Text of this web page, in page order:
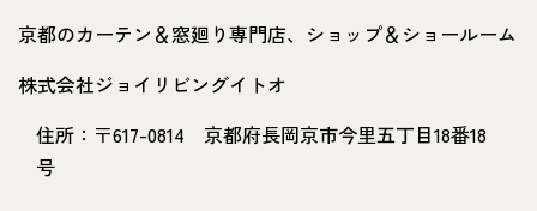
京都のカーテン＆窓廻り専門店、ショップ＆ショールーム
株式会社ジョイリビングイトオ
住所：〒617-0814 京都府長岡京市今里五丁目18番18
号